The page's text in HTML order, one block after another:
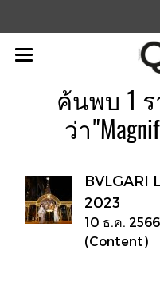
ค้นพบ 1
ว่า
BVLGARI
2023
10 ธ.ค. 2566
(Content)